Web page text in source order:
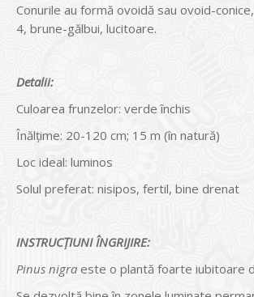
Conurile au formă ovoidă sau ovoid-
4, brune-gălbui, lucitoare.
Detalii:
Culoarea frunzelor: verde închis
Înălțime: 20-120 cm; 15 m (în natură)
Loc ideal: luminos
Solul preferat: nisipos, fertil, bine drenat
INSTRUCŢIUNI ÎNGRIJIRE:
Pinus nigra este o plantă foarte iubitoare